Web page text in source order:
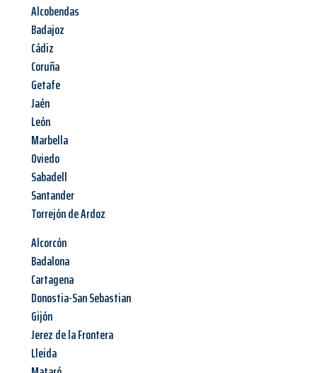
Alcobendas
Badajoz
Cádiz
Coruña
Getafe
Jaén
León
Marbella
Oviedo
Sabadell
Santander
Torrejón de Ardoz
Alcorcón
Badalona
Cartagena
Donostia-San Sebastian
Gijón
Jerez de la Frontera
Lleida